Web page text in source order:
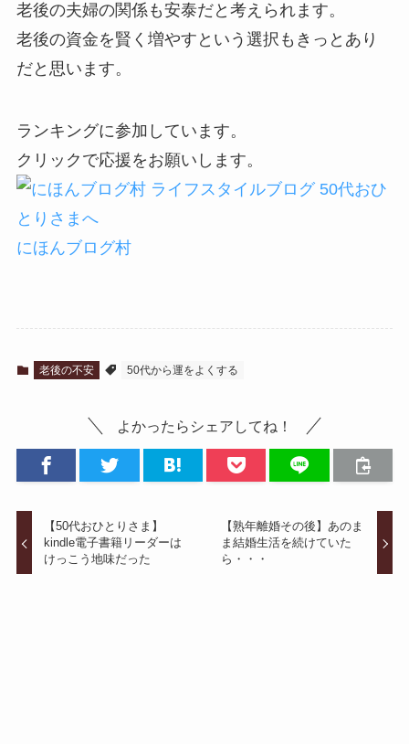
老後の夫婦の関係も安泰だと考えられます。
老後の資金を賢く増やすという選択もきっとあり
だと思います。
ランキングに参加しています。
クリックで応援をお願いします。
にほんブログ村
老後の不安 50代から運をよくする
よかったらシェアしてね！
【50代おひとりさま】
kindle電子書籍リーダーは
けっこう地味だった
【熟年離婚その後】あのま
ま結婚生活を続けていた
ら・・・